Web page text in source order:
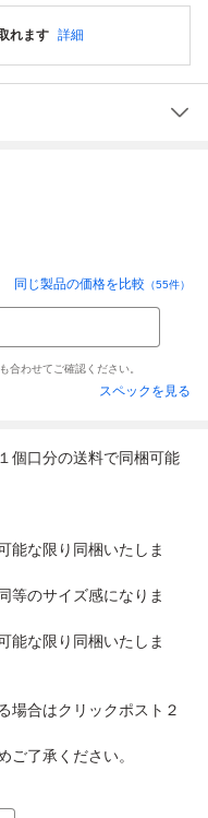
れます 詳細
同じ製品の価格を比較 （55件）
合わせてご確認ください。
スペックを見る
個口分の送料で同梱可能
能な限り同梱いたしま
等のサイズ感になりま
能な限り同梱いたしま
場合はクリックポスト２
ご了承ください。